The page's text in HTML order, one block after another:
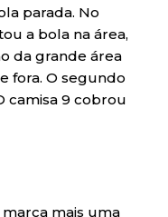
parada. No
a bola na área,
da grande área
fora. O segundo
camisa 9 cobrou
mais uma